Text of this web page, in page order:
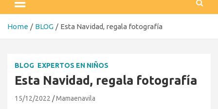
Home BLOG Esta Navidad, regala fotografía
BLOG EXPERTOS EN NIÑOS
Esta Navidad, regala fotografía
15/12/2022 Mamaenavila